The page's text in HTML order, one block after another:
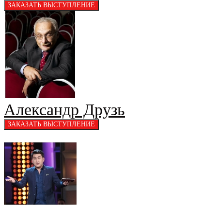
Александр Друзь